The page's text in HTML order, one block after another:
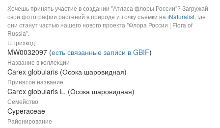
Хочешь принять участие в создании "Атласа флоры России"? Загружай
свои фотографии растений в природе и точку съемки на iNaturalist, где
они станут частью нашего нового проекта "Флора России | Flora of
Russia".
Штрихкод
MW0032097 (есть связанные записи в GBIF)
Название в коллекции
Carex globularis (Осока шаровидная)
Принятое название
Carex globularis L. (Осока шаровидная)
Семейство
Cyperaceae
Районирование